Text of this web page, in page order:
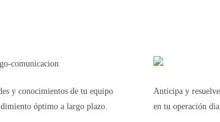
y conocimientos de tu equipo
óptimo a largo plazo.
Anticipa y
en tu operación